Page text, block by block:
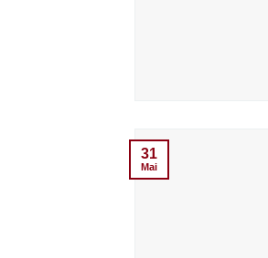
31
Mai